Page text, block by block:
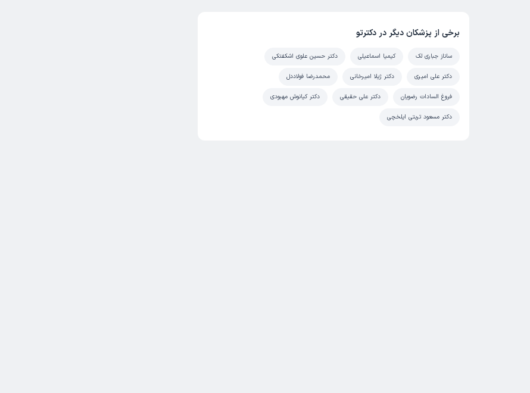
برخی از پزشکان دیگر در دکترتو
ساناز جباری لک کیمیا اسماعیلی دکتر حسین علوی اشکفتکی
دکتر علی امیری دکتر ژیلا امیرخانی محمدرضا فولاددل
فروغ السادات رضویان دکتر علی حقیقی دکتر کیانوش مهبودی
دکتر مسعود تربتی ایلخچی